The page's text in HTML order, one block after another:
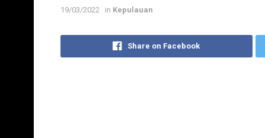
19/03/2022 in Kepulauan
Share on Facebook